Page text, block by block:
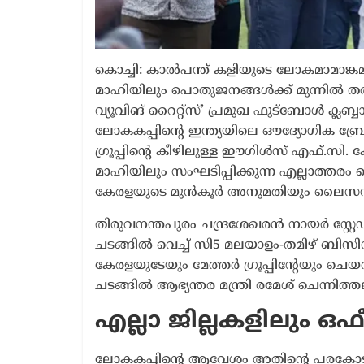
കൊച്ചി: കാൽപന്ത് കളിയുടെ
മാഹിയിലും പൊതുജനങ്ങൾക്ക് മുന്നിൽ
വ്യൂവിങ് റൈറ്റ്സ്’ പ്രമുഖ ഫുട്ബോൾ
ലോകകപ്പിന്റെ ഇന്ത്യയിലെ ഔദ്യോഗിക
ഗ്രൂപ്പിന്റെ കീഴിലുള്ള ഈഗിൾസ്
മാഹിയിലും സംഘടിപ്പിക്കുന്ന
കേരളയുടെ മുൻകൂർ അനുമതിയും
തിരുവനന്തപുരം ചന്ദ്രശേഖരൻ നായർ
ചടങ്ങിൽ വെച്ച് സി5 മലയാളം-തമിഴ്
കേരളയുടേയും മേത്തർ ഗ്രൂപ്പിന്റേയും
ചടങ്ങിൽ ആഭ്യന്തര മന്ത്രി രമേശ്
എല്ലാ ജില്ലകളിലും
ലോകകപ്പിന്റെ ആവേശം അതിന്റെ